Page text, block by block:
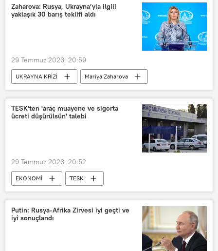
Zaharova: Rusya, Ukrayna’yla ilgili
yaklaşık 30 barış teklifi aldı
29 Temmuz 2023, 20:59
UKRAYNA KRİZİ
Mariya Zaharova
Rusya
Rusya Dışişleri Bakanlığı
Ukrayna
TESK'ten 'araç muayene ve sigorta
ücreti düşürülsün' talebi
29 Temmuz 2023, 20:52
EKONOMİ
TESK
Türkiye Esnaf ve Sanatkarları Konfederasyonu (TESK)
Bendevi Palandöken
muayene
Sigorta
Putin: Rusya-Afrika Zirvesi iyi geçti ve
iyi sonuçlandı